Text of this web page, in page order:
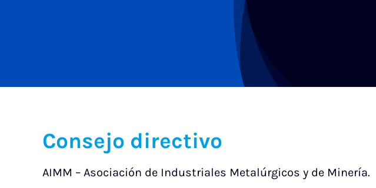
Consejo directivo
AIMM – Asociación de Industriales Metalúrgicos y de Minería.